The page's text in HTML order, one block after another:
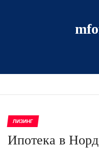
ЛИЗИНГ
Ипотека в